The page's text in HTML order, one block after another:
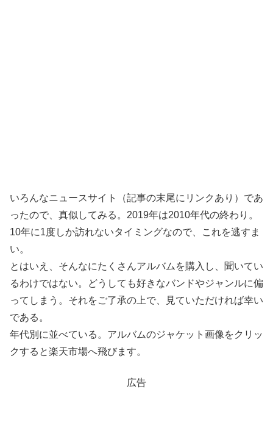
いろんなニュースサイト（記事の末尾にリンクあり）であ
ったので、真似してみる。2019年は2010年代の終わり。
10年に1度しか訪れないタイミングなので、これを逃すま
い。
とはいえ、そんなにたくさんアルバムを購入し、聞いてい
るわけではない。どうしても好きなバンドやジャンルに偏
ってしまう。それをご了承の上で、見ていただければ幸い
である。
年代別に並べている。アルバムのジャケット画像をクリッ
クすると楽天市場へ飛びます。
広告